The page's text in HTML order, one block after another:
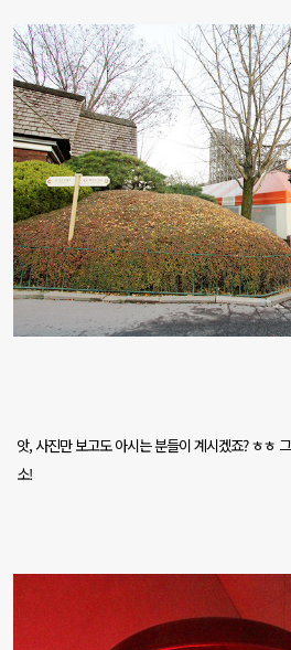
앗,사진만 보고도 아시는 분들이 계시겠죠?ㅎㅎ
소!